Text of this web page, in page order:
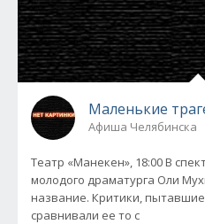
Маленькие
Афиша Челябинска
Театр «Манекен», 18:00 В
молодого драматурга Оли
название. Критики,
сравнивали ее то с